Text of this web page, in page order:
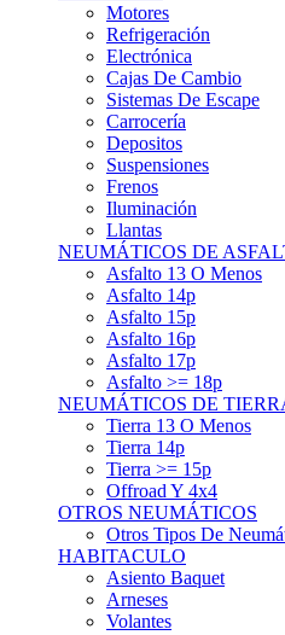
Refrigeración
Electrónica
Cajas De Cambio
Sistemas De Escape
Carrocería
Depositos
Suspensiones
Frenos
Iluminación
Llantas
NEUMÁTICOS DE
Asfalto 13 O Menos
Asfalto 14p
Asfalto 15p
Asfalto 16p
Asfalto 17p
Asfalto >= 18p
NEUMÁTICOS DE TIERRA
Tierra 13 O Menos
Tierra 14p
Tierra >= 15p
Offroad Y 4x4
OTROS NEUMÁTICOS
Otros Tipos De
HABITACULO
Asiento Baquet
Arneses
Volantes
Pedales